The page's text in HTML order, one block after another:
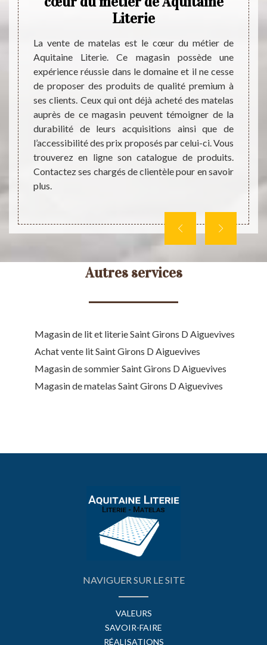
être
un
D
Literie
La vente de matelas est le cœur du métier de
Aquitaine Literie. Ce magasin possède une
expérience réussie dans le domaine et il ne cesse
de proposer des produits de qualité premium à
ses clients. Ceux qui ont déjà acheté des matelas
auprès de ce magasin peuvent témoigner de la
durabilité de leurs acquisitions ainsi que de
l’accessibilité des prix proposés par celui-ci. Vous
trouverez en ligne son catalogue de produits.
Contactez ses chargés de clientèle pour en savoir
plus.
Les
qu'il
Autres services
Magasin de lit et literie Saint Girons D Aiguevives
Achat vente lit Saint Girons D Aiguevives
Magasin de sommier Saint Girons D Aiguevives
Magasin de matelas Saint Girons D Aiguevives
NAVIGUER SUR LE SITE
VALEURS
SAVOIR-FAIRE
RÉALISATIONS